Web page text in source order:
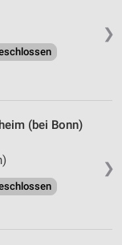
❯
❯
(bei Bonn)